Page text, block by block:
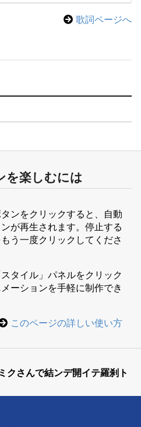
歌詞ページへ
を楽しむには
ンをクリックすると、自動
が再生されます。停止する
う一度クリックしてくださ
タイル」パネルをクリック
ーションを手軽に制作でき
このページの詳しい使い方
クさんで結ンデ開イテ羅刹ト